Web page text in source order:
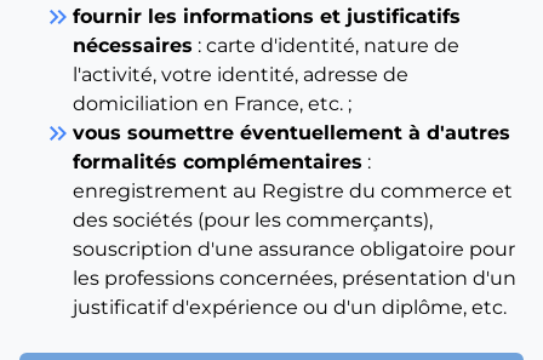
keyboard_double_arrow_right fournir les informations et justificatifs
nécessaires : carte d'identité, nature de
l'activité, votre identité, adresse de
domiciliation en France, etc. ;
keyboard_double_arrow_right vous soumettre éventuellement à d'autres
formalités complémentaires :
enregistrement au Registre du commerce et
des sociétés (pour les commerçants),
souscription d'une assurance obligatoire pour
les professions concernées, présentation d'un
justificatif d'expérience ou d'un diplôme, etc.